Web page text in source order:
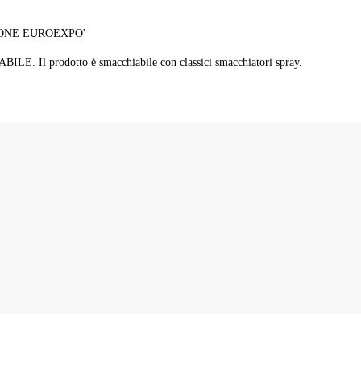
EUROEXPO'
Il prodotto è smacchiabile con classici smacchiatori spray.